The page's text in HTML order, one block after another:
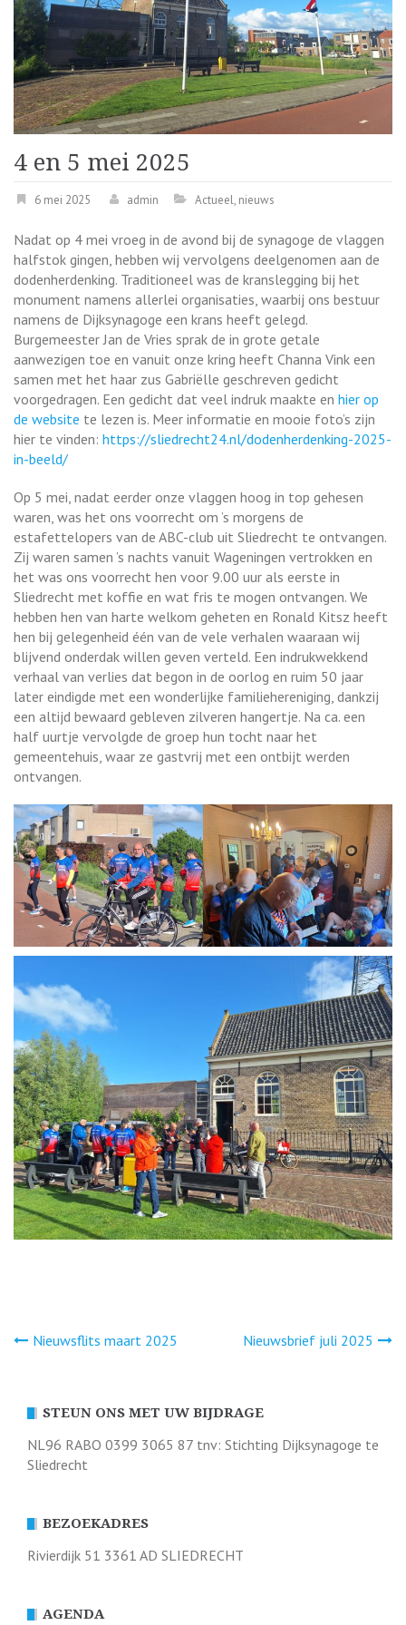
4 en 5 mei 2025
6 mei 2025 admin Actueel, nieuws
Nadat op 4 mei vroeg in de avond bij de synagoge de vlaggen
halfstok gingen, hebben wij vervolgens deelgenomen aan de
dodenherdenking. Traditioneel was de kranslegging bij het
monument namens allerlei organisaties, waarbij ons bestuur
namens de Dijksynagoge een krans heeft gelegd.
Burgemeester Jan de Vries sprak de in grote getale
aanwezigen toe en vanuit onze kring heeft Channa Vink een
samen met het haar zus Gabriëlle geschreven gedicht
voorgedragen. Een gedicht dat veel indruk maakte en hier op
de website te lezen is. Meer informatie en mooie foto’s zijn
hier te vinden: https://sliedrecht24.nl/dodenherdenking-2025-
in-beeld/
Op 5 mei, nadat eerder onze vlaggen hoog in top gehesen
waren, was het ons voorrecht om ’s morgens de
estafettelopers van de ABC-club uit Sliedrecht te ontvangen.
Zij waren samen ’s nachts vanuit Wageningen vertrokken en
het was ons voorrecht hen voor 9.00 uur als eerste in
Sliedrecht met koffie en wat fris te mogen ontvangen. We
hebben hen van harte welkom geheten en Ronald Kitsz heeft
hen bij gelegenheid één van de vele verhalen waaraan wij
blijvend onderdak willen geven verteld. Een indrukwekkend
verhaal van verlies dat begon in de oorlog en ruim 50 jaar
later eindigde met een wonderlijke familiehereniging, dankzij
een altijd bewaard gebleven zilveren hangertje. Na ca. een
half uurtje vervolgde de groep hun tocht naar het
gemeentehuis, waar ze gastvrij met een ontbijt werden
ontvangen.
Bericht
Nieuwsflits maart 2025 Nieuwsbrief juli 2025
STEUN ONS MET UW BIJDRAGE
NL96 RABO 0399 3065 87 tnv: Stichting Dijksynagoge te
Sliedrecht
BEZOEKADRES
Rivierdijk 51 3361 AD SLIEDRECHT
AGENDA